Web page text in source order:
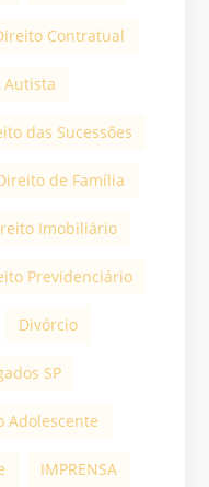
Contratual
Autista
das Sucessões
de Família
Imobiliário
Previdenciário
Divórcio
SP
Adolescente
IMPRENSA